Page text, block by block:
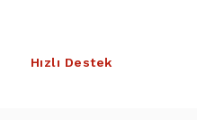
Hızlı Destek